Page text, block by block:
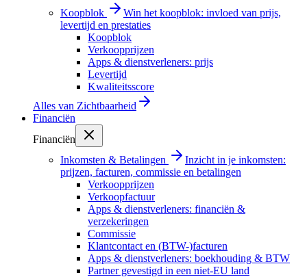
Koopblok
Win het koopblok: invloed van prijs,
levertijd en prestaties
Koopblok
Verkoopprijzen
Apps & dienstverleners: prijs
Levertijd
Kwaliteitsscore
Alles van Zichtbaarheid
Financiën
Financiën
Inkomsten & Betalingen
Inzicht in je inkomsten:
prijzen, facturen, commissie en betalingen
Verkoopprijzen
Verkoopfactuur
Apps & dienstverleners: financiën &
verzekeringen
Commissie
Klantcontact en (BTW-)facturen
Apps & dienstverleners: boekhouding & BTW
Partner gevestigd in een niet-EU land